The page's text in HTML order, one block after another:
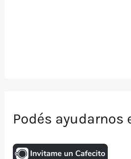
Podés ayudarnos